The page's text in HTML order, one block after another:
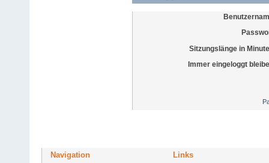
Sitzungslänge in
Immer eingeloggt
Navigation Links